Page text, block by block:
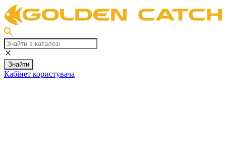
Знайти
Кабінет користувача